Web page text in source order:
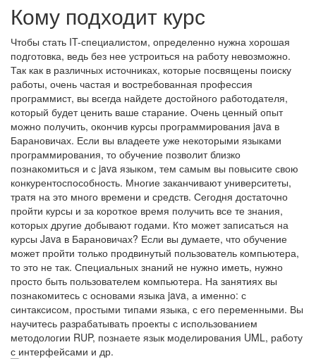
Кому подходит курс
Чтобы стать IT-специалистом, определенно нужна хорошая
подготовка, ведь без нее устроиться на работу невозможно.
Так как в различных источниках, которые посвящены поиску
работы, очень частая и востребованная профессия
программист, вы всегда найдете достойного работодателя,
который будет ценить ваше старание. Очень ценный опыт
можно получить, окончив курсы программирования java в
Барановичах. Если вы владеете уже некоторыми языками
программирования, то обучение позволит близко
познакомиться и с java языком, тем самым вы повысите свою
конкурентоспособность. Многие заканчивают университеты,
тратя на это много времени и средств. Сегодня достаточно
пройти курсы и за короткое время получить все те знания,
которых другие добывают годами. Кто может записаться на
курсы Java в Барановичах? Если вы думаете, что обучение
может пройти только продвинутый пользователь компьютера,
то это не так. Специальных знаний не нужно иметь, нужно
просто быть пользователем компьютера. На занятиях вы
познакомитесь с основами языка java, а именно: с
синтаксисом, простыми типами языка, с его переменными. Вы
научитесь разрабатывать проекты с использованием
методологии RUP, познаете язык моделирования UML, работу
с интерфейсами и др.